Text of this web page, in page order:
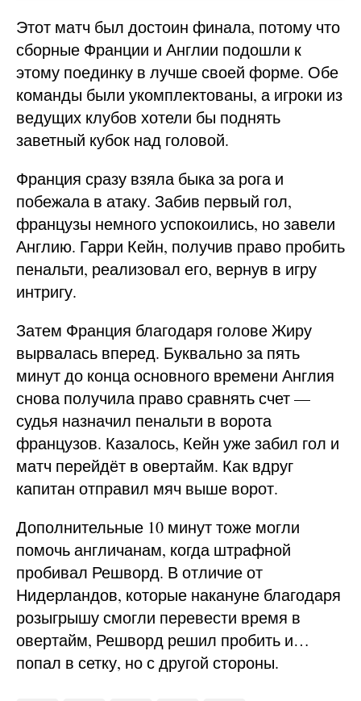
Этот матч был достоин финала, потому что
сборные Франции и Англии подошли к
этому поединку в лучше своей форме. Обе
команды были укомплектованы, а игроки из
ведущих клубов хотели бы поднять
заветный кубок над головой.
Франция сразу взяла быка за рога и
побежала в атаку. Забив первый гол,
французы немного успокоились, но завели
Англию. Гарри Кейн, получив право пробить
пенальти, реализовал его, вернув в игру
интригу.
Затем Франция благодаря голове Жиру
вырвалась вперед. Буквально за пять
минут до конца основного времени Англия
снова получила право сравнять счет —
судья назначил пенальти в ворота
французов. Казалось, Кейн уже забил гол и
матч перейдёт в овертайм. Как вдруг
капитан отправил мяч выше ворот.
Дополнительные 10 минут тоже могли
помочь англичанам, когда штрафной
пробивал Решворд. В отличие от
Нидерландов, которые накануне благодаря
розыгрышу смогли перевести время в
овертайм, Решворд решил пробить и…
попал в сетку, но с другой стороны.